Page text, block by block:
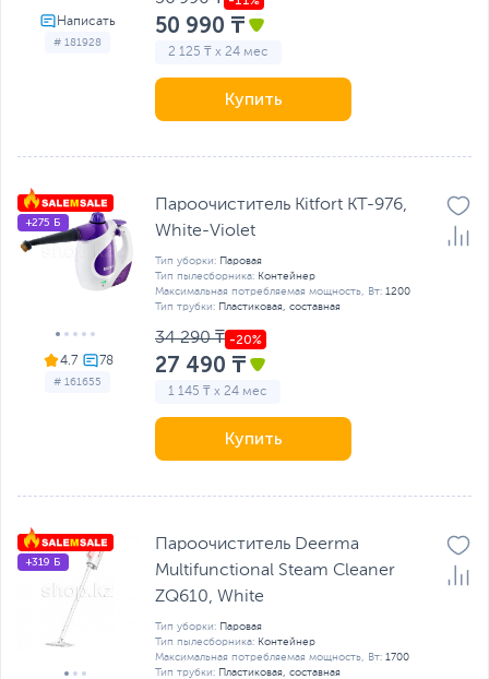
# 181928
50 990 ₸
2 125 ₸ x 24 мес
Купить
4.7
# 161655
+275 Б
Пароочиститель Kitfort KT-976,
White-Violet
Тип уборки: Паровая
Тип пылесборника: Контейнер
Максимальная потребляемая мощность, Вт: 1200
Тип трубки: Пластиковая, составная
34 290 ₸
27 490 ₸
1 145 ₸ x 24 мес
Купить
+319 Б
Пароочиститель Deerma
Multifunctional Steam Cleaner
ZQ610, White
Тип уборки: Паровая
Тип пылесборника: Контейнер
Максимальная потребляемая мощность, Вт: 1700
Тип трубки: Пластиковая, составная